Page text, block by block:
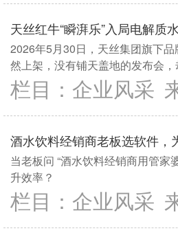
天丝红牛“瞬湃乐”入局电解质
2026年5月30日，天丝集团旗下
然上架，没有铺天盖地的发布会
栏目： 企业风采
酒水饮料经销商老板选软件
当老板问 “酒水饮料经销商用管
升效率？
栏目： 企业风采